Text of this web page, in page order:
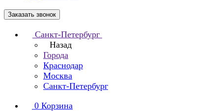
Заказать звонок
Санкт-Петербург
Назад
Города
Краснодар
Москва
Санкт-Петербург
0 Корзина